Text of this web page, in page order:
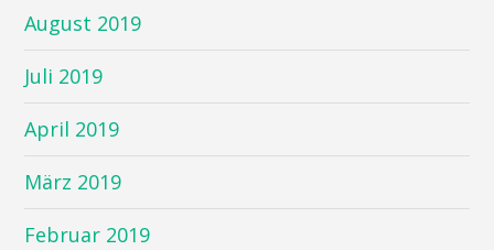
August 2019
Juli 2019
April 2019
März 2019
Februar 2019